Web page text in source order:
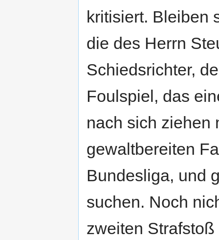
kritisiert. Bleiben
die des Herrn
Schiedsrichter,
Foulspiel, das
nach sich ziehen
gewaltbereiten
Bundesliga, und
suchen. Noch
zweiten